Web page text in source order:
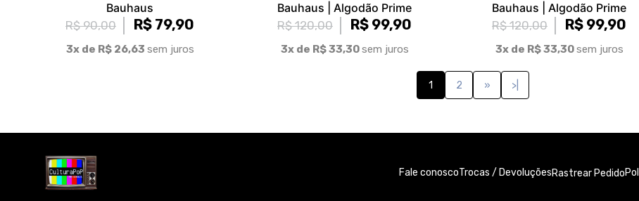
Bauhaus
R$ 90,00
R$ 79,90
3x de R$ 26,63 sem juros
Bauhaus | Algodão Prime
R$ 120,00
R$ 99,90
3x de R$ 33,30sem juros
Bauhaus | Algodão Prime
R$ 120,00
R$ 99,90
3x de R$ 33,30sem juros
1 2 » >|
Fale conoscoTrocas / DevoluçõesRastrear Pedido